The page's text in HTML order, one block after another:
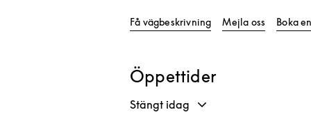
Få vägbeskrivningLink Opens in New Tab
Mejla oss Boka
Öppettider
Stängt idag